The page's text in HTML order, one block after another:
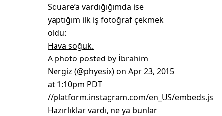
Square’a vardığığımda ise
yaptığım ilk iş fotoğraf çekmek
oldu:
Hava soğuk.
A photo posted by İbrahim
Nergiz (@phyesix) on Apr 23, 2015
at 1:10pm PDT
//platform.instagram.com/en_US/embeds.js
Hazırlıklar vardı, ne ya bunlar